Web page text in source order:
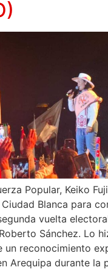
Popular, Keiko
Blanca para
vuelta
Sánchez. Lo
un reconocimiento
Arequipa durante la